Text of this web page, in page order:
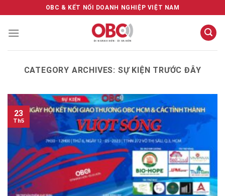
to
content
OBC & KẾT NỐI DOANH NGHIỆP VIỆT NAM
CATEGORY ARCHIVES: SỰ KIỆN TRƯỚC ĐÂY
23
Th5